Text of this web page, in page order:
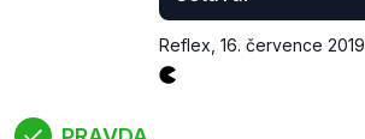
Reflex 16. července 2019